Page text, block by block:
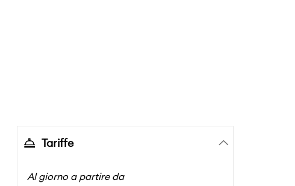
Tariffe
Al giorno a partire da